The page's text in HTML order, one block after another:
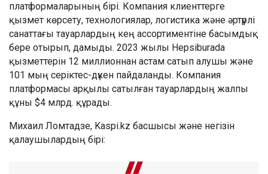
платформаларының бірі. Компания клиенттерге
қызмет көрсету, технологиялар, логистика және әртүрлі
санаттағы тауарлардың кең ассортиментіне басымдық
бере отырып, дамыды. 2023 жылы Hepsiburada
қызметтерін 12 миллионнан астам сатып алушы және
101 мың серіктес-дүкен пайдаланды. Компания
платформасы арқылы сатылған тауарлардың жалпы
құны $4 млрд. құрады.
Михаил Ломтадзе, Kaspi.kz басшысы және негізін
қалаушылардың бірі: